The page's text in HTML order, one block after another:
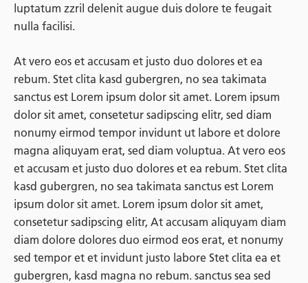
luptatum zzril delenit augue duis dolore te feugait
nulla facilisi.
At vero eos et accusam et justo duo dolores et ea
rebum. Stet clita kasd gubergren, no sea takimata
sanctus est Lorem ipsum dolor sit amet. Lorem ipsum
dolor sit amet, consetetur sadipscing elitr, sed diam
nonumy eirmod tempor invidunt ut labore et dolore
magna aliquyam erat, sed diam voluptua. At vero eos
et accusam et justo duo dolores et ea rebum. Stet clita
kasd gubergren, no sea takimata sanctus est Lorem
ipsum dolor sit amet. Lorem ipsum dolor sit amet,
consetetur sadipscing elitr, At accusam aliquyam diam
diam dolore dolores duo eirmod eos erat, et nonumy
sed tempor et et invidunt justo labore Stet clita ea et
gubergren, kasd magna no rebum. sanctus sea sed